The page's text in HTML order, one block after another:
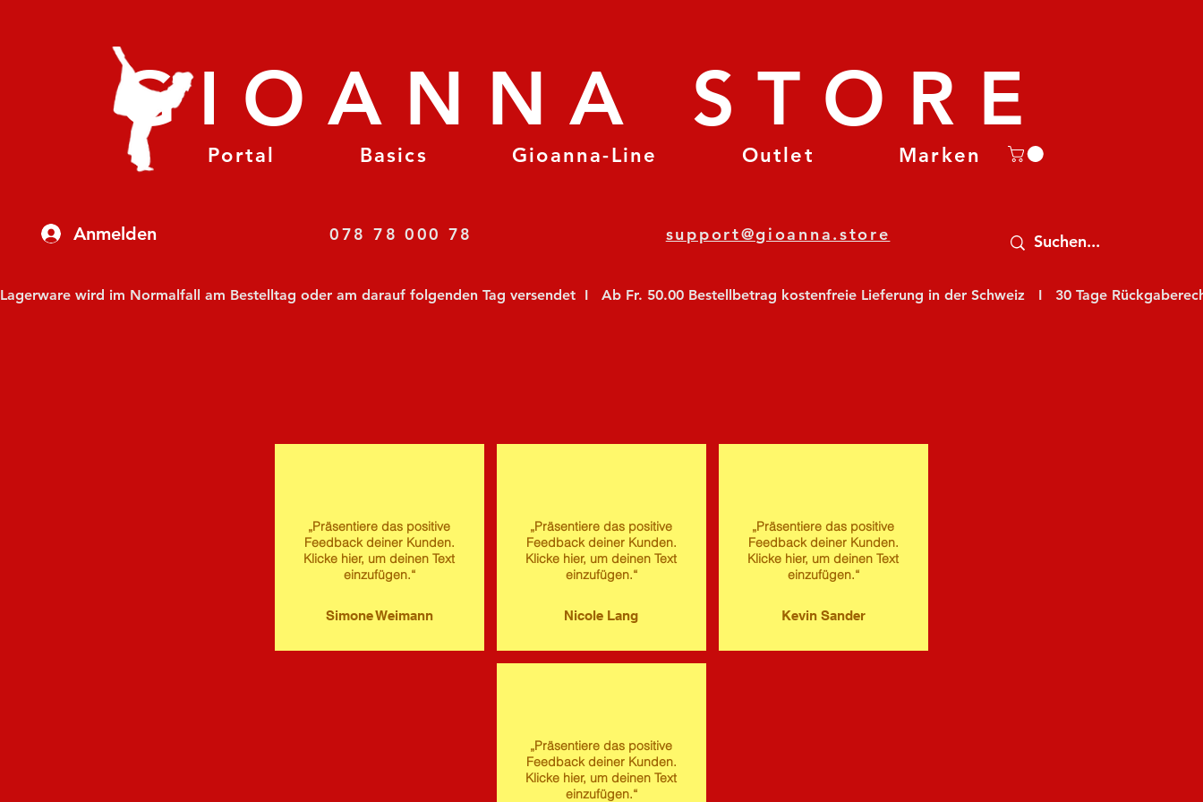
Anmelden
Portal Basics Gioanna-Line Outlet Marken
GIOANNA STORE
078 78 000 78 support@gioanna.store
Lagerware wird im Normalfall am Bestelltag oder am darauf folgenden Tag versendet  I   Ab Fr. 50.00 Bestellbetrag kostenfreie Lieferung in der Schweiz   I   30 Tage
„Präsentiere das positive
Feedback deiner Kunden.
Klicke hier, um deinen Text
einzufügen.“
Simone Weimann
„Präsentiere das positive
Feedback deiner Kunden.
Klicke hier, um deinen Text
einzufügen.“
Nicole Lang
„Präsentiere das positive
Feedback deiner Kunden.
Klicke hier, um deinen Text
einzufügen.“
Kevin Sander
„Präsentiere das positive
Feedback deiner Kunden.
Klicke hier, um deinen Text
einzufügen.“